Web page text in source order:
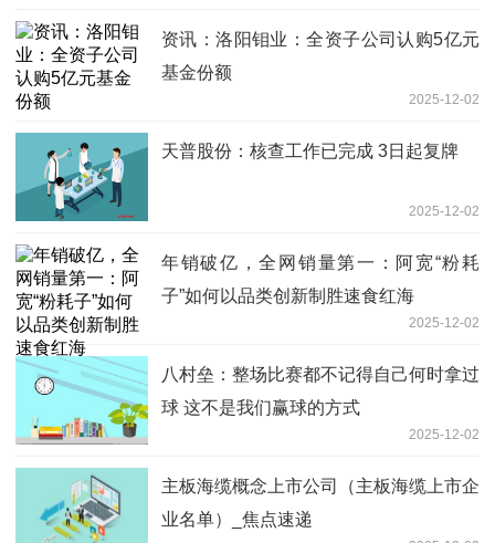
资讯：洛阳钼业：全资子公司认购5亿元
基金份额
2025-12-02
天普股份：核查工作已完成 3日起复牌
2025-12-02
年销破亿，全网销量第一：阿宽“粉耗
子”如何以品类创新制胜速食红海
2025-12-02
八村垒：整场比赛都不记得自己何时拿过
球 这不是我们赢球的方式
2025-12-02
主板海缆概念上市公司（主板海缆上市企
业名单）_焦点速递